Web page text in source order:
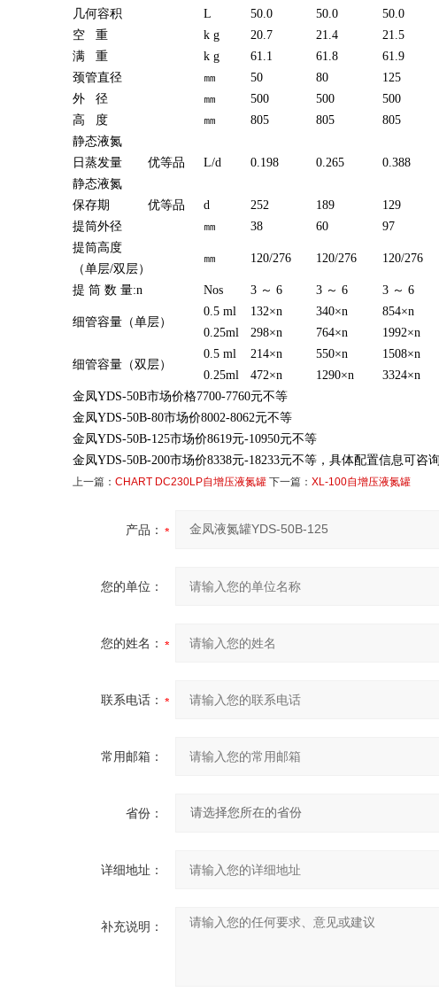
几何容积
L 50.0 50.0 50.0
空 重
k g 20.7 21.4 21.5
满 重
k g 61.1 61.8 61.9
颈管直径
㎜ 50 80 125
外 径
㎜ 500 500 500
高 度
㎜ 805 805 805
静态液氮
日蒸发量
优等品 L/d 0.198 0.265 0.388
静态液氮
保存期
优等品 d 252 189 129
提筒外径
㎜ 38 60 97
提筒高度
（单层/双层）
㎜ 120/276 120/276 120/276
提 筒 数 量:n Nos 3 ～ 6 3 ～ 6 3 ～ 6
细管容量（单层）
0.5 ml 132×n 340×n 854×n
0.25ml
298×n 764×n 1992×n
细管容量（双层）
0.5 ml 214×n 550×n 1508×n
0.25ml
472×n 1290×n 3324×n
金凤YDS-50B市场价格7700-7760元不等
金凤YDS-50B-80市场价8002-8062元不等
金凤YDS-50B-125市场价8619元-10950元不等
金凤YDS-50B-200市场价8338元-18233元不等，具体配置信息可咨
上一篇： CHART DC230LP自增压液氮罐 下一篇： XL-100自增压液氮罐
产品：
您的单位：
您的姓名：
联系电话：
常用邮箱：
省份：
详细地址：
补充说明：